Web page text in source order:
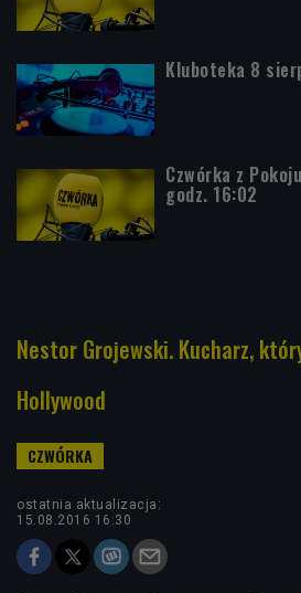
Kluboteka 8
Czwórka z
godz. 16:02
Nestor Grojewski. Kucharz,
Hollywood
ostatnia aktualizacja:
15.08.2016 16:30